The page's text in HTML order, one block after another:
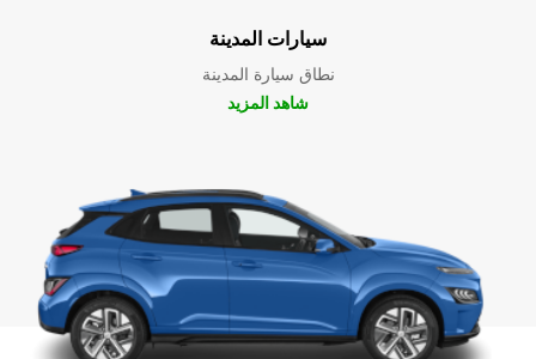
سيارات المدينة
نطاق سيارة المدينة
شاهد المزيد